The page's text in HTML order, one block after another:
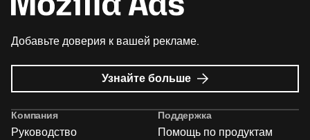
Добавьте доверия к вашей рекламе.
Узнайте больше о
Реклама
Компания
Руководство
Поддержка
Помощь по продуктам